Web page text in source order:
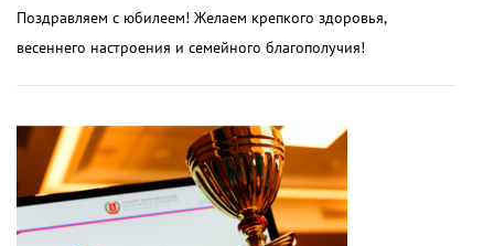
Поздравляем с юбилеем! Желаем крепкого здоровья,
весеннего настроения и семейного благополучия!